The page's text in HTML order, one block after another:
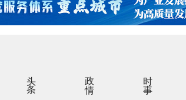
头条 政情 时事